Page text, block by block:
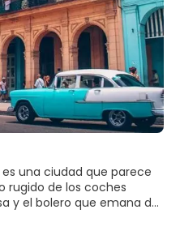
es una ciudad que parece
rugido de los coches
y el bolero que emana de
de colores pastel se